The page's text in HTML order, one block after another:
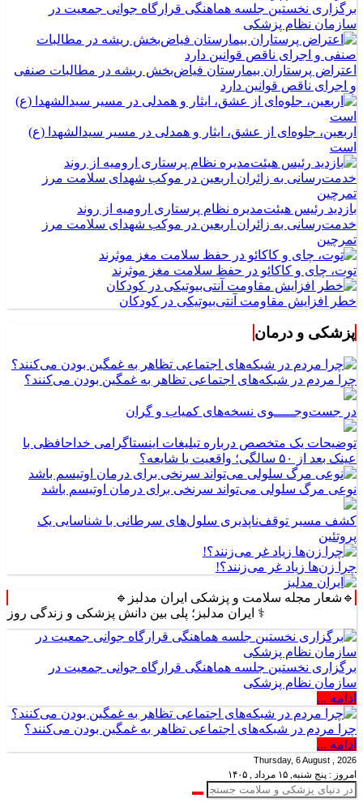
برگزاری نخستین جلسه هماهنگی قرارگاه جوانی جمعیت در
سازمان نظام پزشکی
اعتراض پرستاران بیمارستان فیاض‌بخش ریشه در مطالبات صنفی
و اجرای ناقص قوانین دارد
اربعین، جلوه‌ای از عشق، ایثار و همدلی در مسیر سیدالشهدا (ع)
است
بازدید رئیس هیئت‌مدیره نظام پرستاری ارومیه از روند
خدمت‌رسانی به زائران اربعین در موکب شهدای سلامت مرز
تمرچین
توت، چای و کاکائو در حفظ سلامت مغز موثرند
خطر افزایش مقاومت آنتی‌بیوتیکی در کودکان
پزشکی و درمان
چرا مردم در شبکه‌های اجتماعی تظاهر به غمگین بودن می‌کنند؟
در جست‌وجـــــوی نسخه‌های کمیاب و گران
توضیحات یک متخصص درباره تبلیغات اینستاگرامی خداحافظی با
عینک بعد از ۵۰ سالگی؛ واقعیت یا شایعه؟
نوعی مرگ سلولی می‌تواند سرنخی برای درمان اوتیسم باشد
کشف مسیر توقف‌ناپذیری سلول‌های سرطانی با شناسایی یک
پروتئین
چرا زن‌ها زیاد غر می‌زنند؟!
🔹شعار مجله سلامت و پزشکی ایران مدلبز🔹
⚕️ ایران مدلبز؛ پلی بین دانش پزشکی و زندگی روزمره ⚕️
برگزاری نخستین جلسه هماهنگی قرارگاه جوانی جمعیت در
سازمان نظام پزشکی
ادامه ...
چرا مردم در شبکه‌های اجتماعی تظاهر به غمگین بودن می‌کنند؟
ادامه ...
Thursday, 6 August , 2026
امروز : پنج شنبه, ۱۵ مرداد , ۱۴۰۵